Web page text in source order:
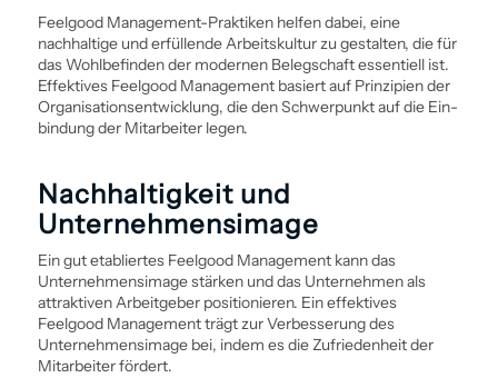
Feelgood Management-Praktiken helfen dabei, eine
nachhaltige und erfüllende Arbeitskultur zu gestalten, die für
das Wohlbefinden der modernen Belegschaft essentiell ist.
Effektives Feelgood Management basiert auf Prinzipien der
Organisations­entwicklung, die den Schwerpunkt auf die Ein­
bindung der Mitarbeiter legen.
Nachhaltigkeit und
Unternehmensimage
Ein gut etabliertes Feelgood Management kann das
Unternehmensimage stärken und das Unternehmen als
attraktiven Arbeitgeber positionieren. Ein effektives
Feelgood Management trägt zur Verbesserung des
Unternehmensimage bei, indem es die Zufriedenheit der
Mitarbeiter fördert.